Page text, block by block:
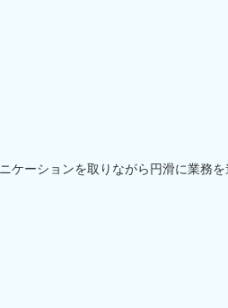
ケーションを取りながら円滑に業務